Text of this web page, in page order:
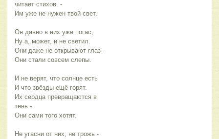
читает стихов  -
Им уже не нужен твой свет.
Он давно в них уже погас,
Ну а, может, и не светил.
Они даже не открывают глаз -
Они стали совсем слепы.
И не верят, что солнце есть
И что звёзды ещё горят.
Их сердца превращаются в
тень -
Они сами того хотят.
Не угасни от них, не трожь -